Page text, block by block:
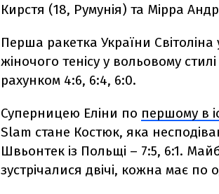
Кирстя (18, Румунія) та Мірра
Перша ракетка України
жіночого тенісу у вольовому стилі
рахунком 4:6, 6:4, 6:0.
Суперницею Еліни по першому в
Slam стане Костюк, яка
Швьонтек із Польщі – 7:5, 6:1.
зустрічалися двічі, кожна має по